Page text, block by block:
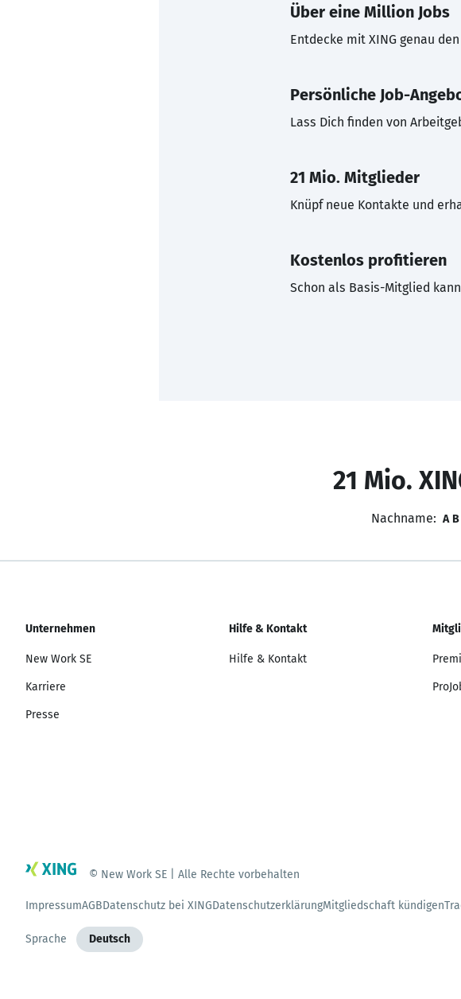
Über eine Million Jobs
Entdecke mit XING genau
Persönliche Job-
Lass Dich finden von
21 Mio. Mitglieder
Knüpf neue Kontakte und
Kostenlos profitieren
Schon als Basis-Mitglied
21 Mio.
Nachname: A B
Unternehmen
New Work SE
Karriere
Presse
Hilfe & Kontakt
Hilfe & Kontakt
© New Work SE | Alle Rechte vorbehalten
ImpressumAGBDatenschutz bei XINGDatenschutzerklärungMitgliedschaft kündigen
Sprache Deutsch